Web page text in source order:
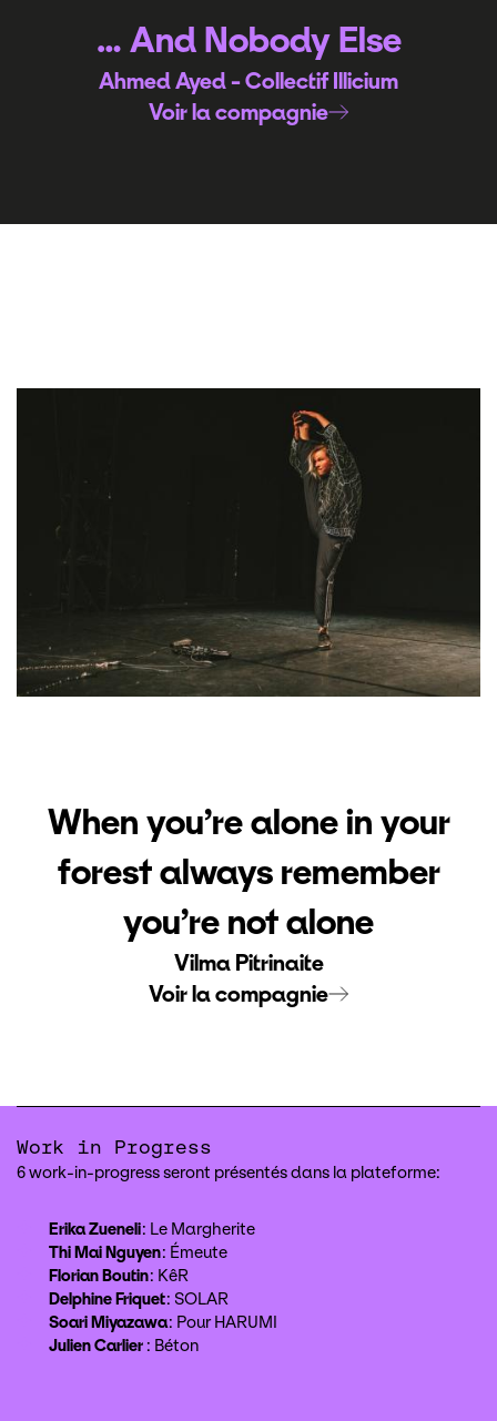
… And Nobody Else
Ahmed Ayed - Collectif Illicium
Voir la compagnie
When you’re alone in your
forest always remember
you’re not alone
Vilma Pitrinaite
Voir la compagnie
Work in Progress
6 work-in-progress seront présentés dans la plateforme:
Erika Zueneli: Le Margherite
Thi Mai Nguyen: Émeute
Florian Boutin: KêR
Delphine Friquet: SOLAR
Soari Miyazawa: Pour HARUMI
Julien Carlier : Béton